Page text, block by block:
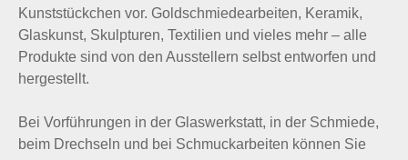
Kunststückchen vor. Goldschmiedearbeiten, Keramik,
Glaskunst, Skulpturen, Textilien und vieles mehr – alle
Produkte sind von den Ausstellern selbst entworfen und
hergestellt.
Bei Vorführungen in der Glaswerkstatt, in der Schmiede,
beim Drechseln und bei Schmuckarbeiten können Sie